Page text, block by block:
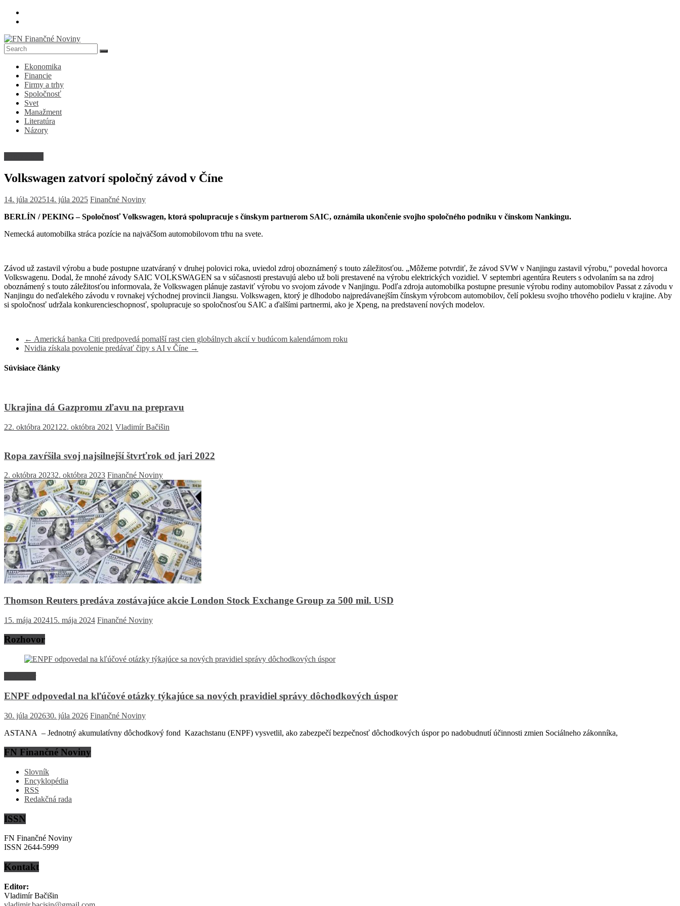
Skip
FN
Finančné
Noviny
Denník
ekonomike
spoločnosti
Ekonomika
Financie
Firmy a trhy
Spoločnosť
Svet
Manažment
Literatúra
Názory
Volkswagen zatvorí spoločný závod v Číne
14. júla 202514. júla 2025 Finančné Noviny
BERLÍN / PEKING –Spoločnosť Volkswagen, ktorá spolupracuje s čínskym partnerom SAIC, oznámila ukončenie svojho spoločného podniku v čínskom Nankingu.
Nemecká automobilka stráca pozície na najväčšom automobilovom trhu na svete.
Závod už zastavil výrobu a bude postupne uzatváraný v druhej polovici roka, uviedol zdroj oboznámený s touto záležitosťou. „Môžeme potvrdiť, že závod SVW v Nanjingu zastavil výrobu,“ povedal hovorca
Volkswagenu. Dodal, že mnohé závody SAIC VOLKSWAGEN sa v súčasnosti prestavujú alebo už boli prestavené na výrobu elektrických vozidiel. V septembri agentúra Reuters s odvolaním sa na zdroj
oboznámený s touto záležitosťou informovala, že Volkswagen plánuje zastaviť výrobu vo svojom závode v Nanjingu. Podľa zdroja automobilka postupne presunie výrobu rodiny automobilov Passat z závodu v
Nanjingu do neďalekého závodu v rovnakej východnej provincii Jiangsu. Volkswagen, ktorý je dlhodobo najpredávanejším čínskym výrobcom automobilov, čelí poklesu svojho trhového podielu v krajine. Aby
si spoločnosť udržala konkurencieschopnosť, spolupracuje so spoločnosťou SAIC a ďalšími partnermi, ako je Xpeng, na predstavení nových modelov.
← Americká banka Citi predpovedá pomalší rast cien globálnych akcií v budúcom kalendárnom roku
Nvidia získala povolenie predávať čipy s AI v Číne →
Súvisiace články
Ukrajina dá Gazpromu zľavu na prepravu
22. októbra 2021 22. októbra 2021 Vladimír Bačišin
Ropa zavŕšila svoj najsilnejší štvrťrok od jari 2022
2. októbra 20232. októbra 2023 Finančné Noviny
Thomson Reuters predáva zostávajúce akcie London Stock Exchange Group za 500 mil. USD
15. mája 202415. mája 2024 Finančné Noviny
Rozhovor
ENPF odpovedal na kľúčové otázky týkajúce sa nových pravidiel správy dôchodkových úspor
30. júla 202630. júla 2026 Finančné Noviny
ASTANA – Jednotný akumulatívny dôchodkový fond Kazachstanu (ENPF) vysvetlil, ako zabezpečí bezpečnosť dôchodkových úspor po nadobudnutí účinnosti zmien Sociálneho zákonníka,
FN Finančné Noviny
Slovník
Encyklopédia
RSS
Redakčná rada
ISSN
FN Finančné Noviny
ISSN 2644-5999
Kontakt
Editor:
Vladimír Bačišin